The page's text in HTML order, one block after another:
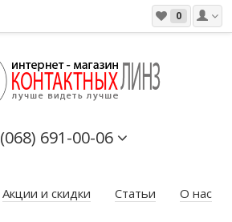
0
(068) 691-00-06
Акции и скидки Статьи О нас